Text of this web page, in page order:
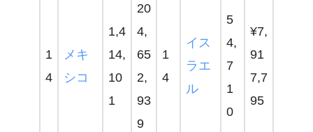
1
4
メキ
シコ
1,4
14,
10
1
20
4,
65
2,
93
9
1
4
イス
ラエ
ル
5
4,
7
1
0
¥7,
91
7,7
95